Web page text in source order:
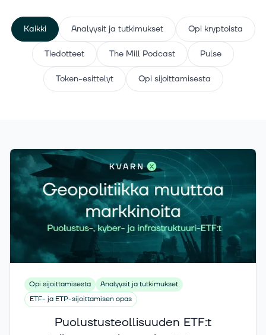
Kaikki Analyysit ja tutkimukset Opi kryptoista
Tiedotteet The Mill Podcast Pulse
Token-esittelyt Opi sijoittamisesta
Opi sijoittamisesta
Analyysit ja tutkimukset
ETF- ja ETP-sijoittamisen opas
Puolustusteollisuuden ETF:t